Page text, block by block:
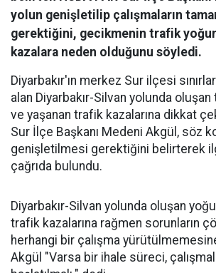
yolun genişletilip çalışmaların
gerektiğini, gecikmenin trafik
kazalara neden olduğunu söyledi.
Diyarbakır'ın merkez Sur ilçesi
alan Diyarbakır-Silvan yolunda
ve yaşanan trafik kazalarına dikkat
Sur İlçe Başkanı Medeni Akgül, söz
genişletilmesi gerektiğini belirterek
çağrıda bulundu.
Diyarbakır-Silvan yolunda oluşan
trafik kazalarına rağmen sorunların
herhangi bir çalışma
Akgül "Varsa bir ihale süreci,